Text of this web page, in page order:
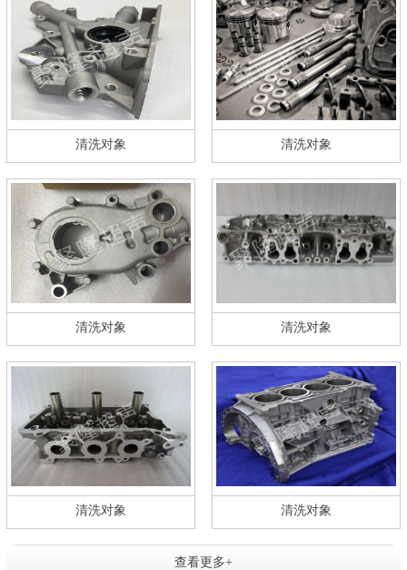
清洗对象 清洗对象
清洗对象 清洗对象
清洗对象 清洗对象
查看更多+